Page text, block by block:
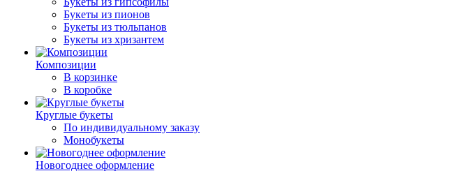
Букеты из пионов
Букеты из тюльпанов
Букеты из хризантем
Композиции
В корзинке
В коробке
Круглые букеты
По индивидуальному заказу
Монобукеты
Новогоднее оформление